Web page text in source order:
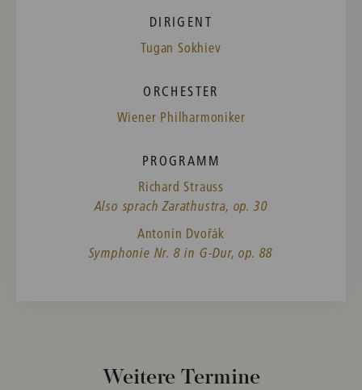
DIRIGENT
Tugan Sokhiev
ORCHESTER
Wiener Philharmoniker
PROGRAMM
Richard Strauss
Also sprach Zarathustra, op. 30
Antonín Dvořák
Symphonie Nr. 8 in G-Dur, op. 88
Weitere Termine